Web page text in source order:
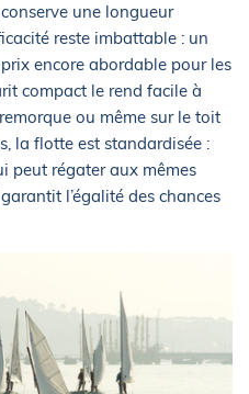
une longueur
reste imbattable : un
encore abordable pour les
compact le rend facile à
ou même sur le toit
la flotte est standardisée :
peut régater aux mêmes
l’égalité des chances